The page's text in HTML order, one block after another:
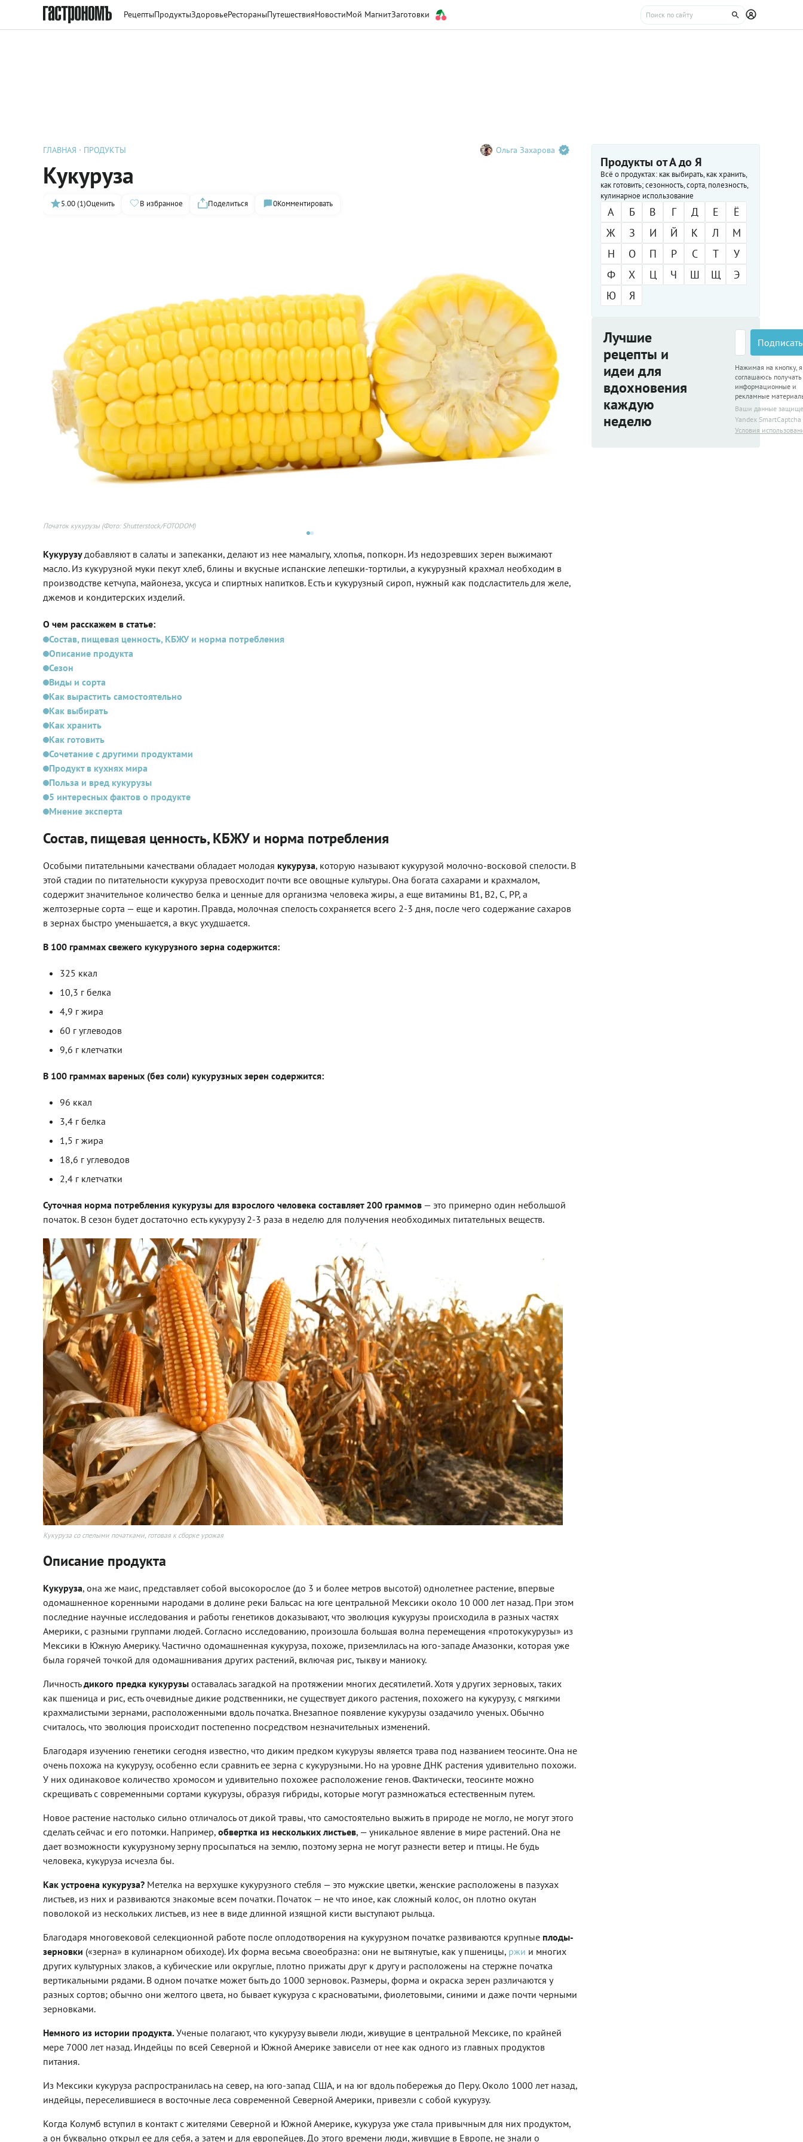
РецептыПродуктыЗдоровьеРестораныПутешествияНовостиМой МагнитЗаготовки
ГЛАВНАЯ ПРОДУКТЫ Ольга Захарова
Кукуруза
5.00 (1)Оценить В избранное Поделиться 0Комментировать
Початок кукурузы(Фото: Shutterstock/FOTODOM)
Кукурузудобавляют в салаты и запеканки, делают из нее мамалыгу, хлопья, попкорн. Из недозревших зерен выжимают
масло. Из кукурузной муки пекут хлеб, блины и вкусные испанские лепешки-тортильи, а кукурузный крахмал необходим в
производстве кетчупа, майонеза, уксуса и спиртных напитков. Есть и кукурузный сироп, нужный как подсластитель для желе,
джемов и кондитерских изделий.
О чем расскажем в статье:
Состав, пищевая ценность, КБЖУ и норма потребления
Описание продукта
Сезон
Виды и сорта
Как вырастить самостоятельно
Как выбирать
Как хранить
Как готовить
Сочетание с другими продуктами
Продукт в кухнях мира
Польза и вред кукурузы
5 интересных фактов о продукте
Мнение эксперта
Состав, пищевая ценность, КБЖУ и норма потребления
Особыми питательными качествами обладает молодая кукуруза, которую называют кукурузой молочно-восковой спелости. В
этой стадии по питательности кукуруза превосходит почти все овощные культуры. Она богата сахарами и крахмалом,
содержит значительное количество белка и ценные для организма человека жиры, а еще витамины В1, В2, С, РР, а
желтозерные сорта — еще и каротин. Правда, молочная спелость сохраняется всего 2-3 дня, после чего содержание сахаров
в зернах быстро уменьшается, а вкус ухудшается.
В 100 граммах свежего кукурузного зерна содержится:
325 ккал
10,3 г белка
4,9 г жира
60 г углеводов
9,6 г клетчатки
В 100 граммах вареных (без соли) кукурузных зерен содержится:
96 ккал
3,4 г белка
1,5 г жира
18,6 г углеводов
2,4 г клетчатки
Суточная норма потребления кукурузы для взрослого человека составляет 200 граммов — это примерно один небольшой
початок. В сезон будет достаточно есть кукурузу 2-3 раза в неделю для получения необходимых питательных веществ.
Кукуруза со спелыми початками, готовая к сборке урожая
Описание продукта
Кукуруза, она же маис, представляет собой высокорослое (до 3 и более метров высотой) однолетнее растение, впервые
одомашненное коренными народами в долине реки Бальсас на юге центральной Мексики около 10 000 лет назад. При этом
последние научные исследования и работы генетиков доказывают, что эволюция кукурузы происходила в разных частях
Америки, с разными группами людей. Согласно исследованию, произошла большая волна перемещения «протокукурузы» из
Мексики в Южную Америку. Частично одомашненная кукуруза, похоже, приземлилась на юго-западе Амазонки, которая уже
была горячей точкой для одомашнивания других растений, включая рис, тыкву и маниоку.
Личностьдикого предка кукурузы оставалась загадкой на протяжении многих десятилетий. Хотя у других зерновых, таких
как пшеница и рис, есть очевидные дикие родственники, не существует дикого растения, похожего на кукурузу, с мягкими
крахмалистыми зернами, расположенными вдоль початка. Внезапное появление кукурузы озадачило ученых. Обычно
считалось, что эволюция происходит постепенно посредством незначительных изменений.
Благодаря изучению генетики сегодня известно, что диким предком кукурузы является трава под названием теосинте. Она не
очень похожа на кукурузу, особенно если сравнить ее зерна с кукурузными. Но на уровне ДНК растения удивительно похожи.
У них одинаковое количество хромосом и удивительно похожее расположение генов. Фактически, теосинте можно
скрещивать с современными сортами кукурузы, образуя гибриды, которые могут размножаться естественным путем.
Новое растение настолько сильно отличалось от дикой травы, что самостоятельно выжить в природе не могло, не могут этого
сделать сейчас и его потомки. Например, обвертка из нескольких листьев, — уникальное явление в мире растений. Она не
дает возможности кукурузному зерну просыпаться на землю, поэтому зерна не могут разнести ветер и птицы. Не будь
человека, кукуруза исчезла бы.
Как устроена кукуруза? Метелка на верхушке кукурузного стебля — это мужские цветки, женские расположены в пазухах
листьев, из них и развиваются знакомые всем початки. Початок — не что иное, как сложный колос, он плотно окутан
поволокой из нескольких листьев, из нее в виде длинной изящной кисти выступают рыльца.
Благодаря многовековой селекционной работе после оплодотворения на кукурузном початке развиваются крупные плоды-
зерновки («зерна» в кулинарном обиходе). Их форма весьма своеобразна: они не вытянутые, как у пшеницы, ржи и многих
других культурных злаков, а кубические или округлые, плотно прижаты друг к другу и расположены на стержне початка
вертикальными рядами. В одном початке может быть до 1000 зерновок. Размеры, форма и окраска зерен различаются у
разных сортов; обычно они желтого цвета, но бывает кукуруза с красноватыми, фиолетовыми, синими и даже почти черными
зерновками.
Немного из истории продукта.Ученые полагают, что кукурузу вывели люди, живущие в центральной Мексике, по крайней
мере 7000 лет назад. Индейцы по всей Северной и Южной Америке зависели от нее как одного из главных продуктов
питания.
Из Мексики кукуруза распространилась на север, на юго-запад США, и на юг вдоль побережья до Перу. Около 1000 лет назад,
индейцы, переселившиеся в восточные леса современной Северной Америки, привезли с собой кукурузу.
Когда Колумб вступил в контакт с жителями Северной и Южной Америке, кукуруза уже стала привычным для них продуктом,
а он буквально открыл ее для себя, а затем и для европейцев. До этого времени люди, живущие в Европе, не знали о
Продукты от А до Я
Всё о продуктах: как выбирать, как хранить,
как готовить; сезонность, сорта, полезность,
кулинарное использование
А Б В Г Д Е
Ё
Ж
З И Й К Л
М
Н
О П Р С Т
У
Ф
Х Ц Ч Ш Щ
Э
Ю
Я
Лучшие
рецепты и
идеи для
вдохновения
каждую
неделю
Нажимая на кнопку, я
соглашаюсь получать
информационные и
рекламные
Ваши данные
Yandex SmartCaptcha
Условия